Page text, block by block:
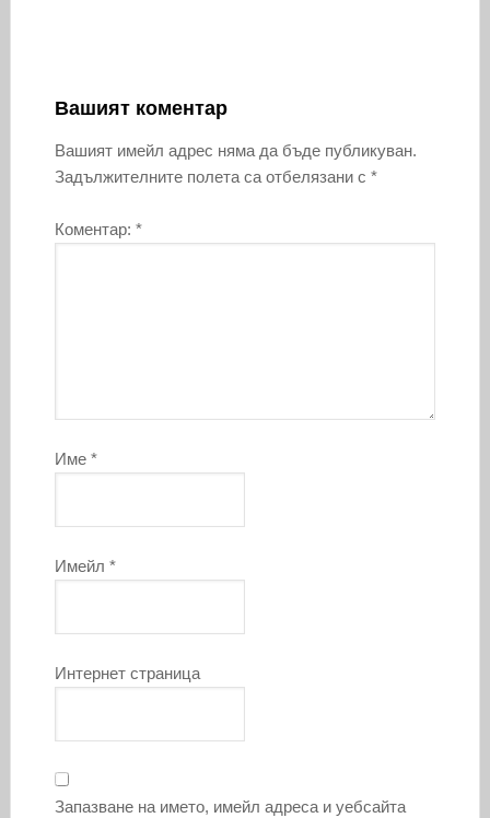
Вашият коментар
Вашият имейл адрес няма да бъде публикуван.
Задължителните полета са отбелязани с *
Коментар: *
Име *
Имейл *
Интернет страница
Запазване на името, имейл адреса и уебсайта